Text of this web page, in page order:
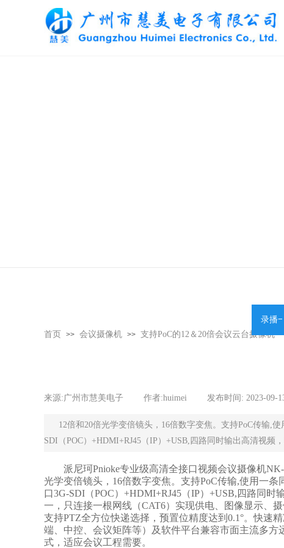
录播
首页
>> 会议摄像机 >> 支持PoC的12＆20倍会议云台摄像机
来源:广州市慧美电子 作者:huimei 发布时间: 2023-09-
12倍和20倍光学变倍镜头，16倍数字变焦。支持PoC传输,
SDI（POC）+HDMI+RJ45（IP）+USB,四路同时输出高清视频
派尼珂Pnioke专业级高清全接口视频会议摄像机
光学变倍镜头，16倍数字变焦。支持PoC传输,使用一
口3G-SDI（POC）+HDMI+RJ45（IP）+USB,四路同
一，只连接一根网线（CAT6）实现供电、图像显示、
支持PTZ全方位快递选择，预置位精度达到0.1°。快速
端、中控、会议矩阵等）及软件平台兼容市面主流多
式，适应会议工程需要。